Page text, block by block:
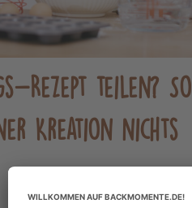
Rezept teilen? So
Kreation nichts